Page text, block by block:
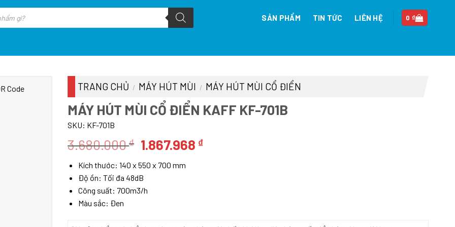
SẢN PHẨM TIN TỨC LIÊN HỆ 0₫
TRANG CHỦ / MÁY HÚT MÙI / MÁY HÚT MÙI CỔ ĐIỂN
MÁY HÚT MÙI CỔ ĐIỂN KAFF KF-701B
SKU: KF-701B
3.680.000₫ Giá
là:
3.680.000 ₫.
1.867.968 ₫Giá
Kích thước: 140 x 550 x 700 mm
Độ ồn: Tối đa 48dB
Công suất: 700m3/h
Màu sắc: Đen